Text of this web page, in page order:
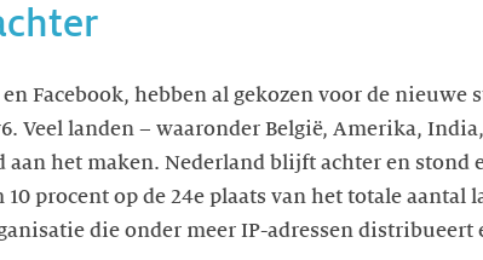
Facebook, hebben al gekozen voor de
Veel landen – waaronder België, Amerika,
aan het maken. Nederland blijft achter en stond
procent op de 24e plaats van het totale
die onder meer IP-adressen distribueert